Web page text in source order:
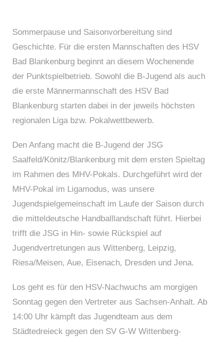
Sommerpause und Saisonvorbereitung sind
Geschichte. Für die ersten Mannschaften des HSV
Bad Blankenburg beginnt an diesem Wochenende
der Punktspielbetrieb. Sowohl die B-Jugend als auch
die erste Männermannschaft des HSV Bad
Blankenburg starten dabei in der jeweils höchsten
regionalen Liga bzw. Pokalwettbewerb.
Den Anfang macht die B-Jugend der JSG
Saalfeld/Könitz/Blankenburg mit dem ersten Spieltag
im Rahmen des MHV-Pokals. Durchgeführt wird der
MHV-Pokal im Ligamodus, was unsere
Jugendspielgemeinschaft im Laufe der Saison durch
die mitteldeutsche Handballlandschaft führt. Hierbei
trifft die JSG in Hin- sowie Rückspiel auf
Jugendvertretungen aus Wittenberg, Leipzig,
Riesa/Meisen, Aue, Eisenach, Dresden und Jena.
Los geht es für den HSV-Nachwuchs am morgigen
Sonntag gegen den Vertreter aus Sachsen-Anhalt. Ab
14:00 Uhr kämpft das Jugendteam aus dem
Städtedreieck gegen den SV G-W Wittenberg-